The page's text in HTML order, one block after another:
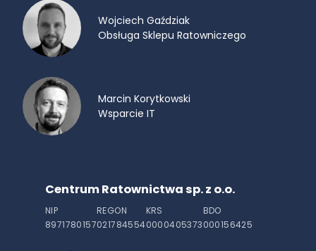
Wojciech Gaździak
Obsługa Sklepu Ratowniczego
Marcin Korytkowski
Wsparcie IT
Centrum Ratownictwa sp. z o.o.
NIP
8971780157
REGON
021784554
KRS
0000405373
BDO
000156425